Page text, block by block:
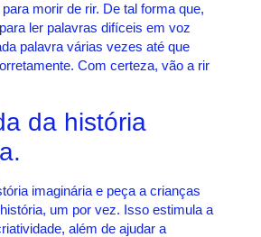
morir de rir. De tal forma que,
ler palavras difíceis em voz
palavra várias vezes até que
Com certeza, vão a rir
da história
imaginária e peça a crianças
um por vez. Isso estimula a
além de ajudar a